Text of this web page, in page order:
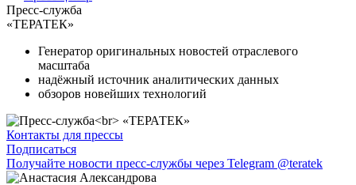
Пресс-служба
«ТЕРАТЕК»
Генератор оригинальных новостей отраслевого
масштаба
надёжный источник аналитических данных
обзоров новейших технологий
Контакты для прессы
Подписаться
Получайте новости пресс-службы через Telegram @teratek